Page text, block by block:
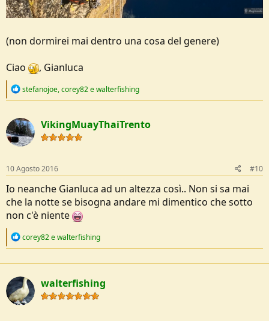
(non dormirei mai dentro una cosa del genere)
Ciao
, Gianluca
R
c
t
i
o
s
:
stefanojoe,corey82ewalterfishing
VikingMuayThaiTrento
10 Agosto 2016 #10
Io neanche Gianluca ad un altezza così.. Non si sa mai
che la notte se bisogna andare mi dimentico che sotto
non c'è niente
R
c
t
i
o
n
corey82ewalterfishing
walterfishing